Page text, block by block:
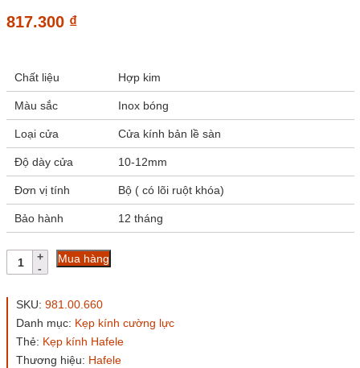
817.300 ₫
Chất liệu Hợp kim
Màu sắc Inox bóng
Loại cửa Cửa kính bản lề sàn
Độ dày cửa 10-12mm
Đơn vị tính Bộ ( có lõi ruột khóa)
Bảo hành 12 tháng
Kẹp
khóa
981.00.660
bóng
số
lượng
Mua hàng
SKU: 981.00.660
Danh mục: Kẹp kính cường lực
Thẻ: Kẹp kính Hafele
Thương hiệu: Hafele